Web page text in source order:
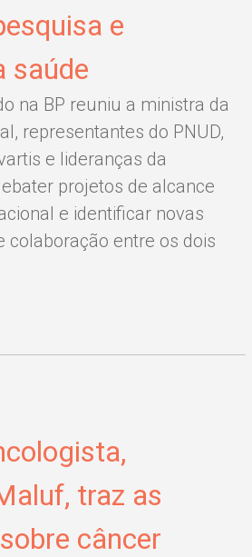
e
saúde
na BP reuniu a ministra da
representantes do PNUD,
e lideranças da
projetos de alcance
e identificar novas
colaboração entre os dois
traz as
câncer